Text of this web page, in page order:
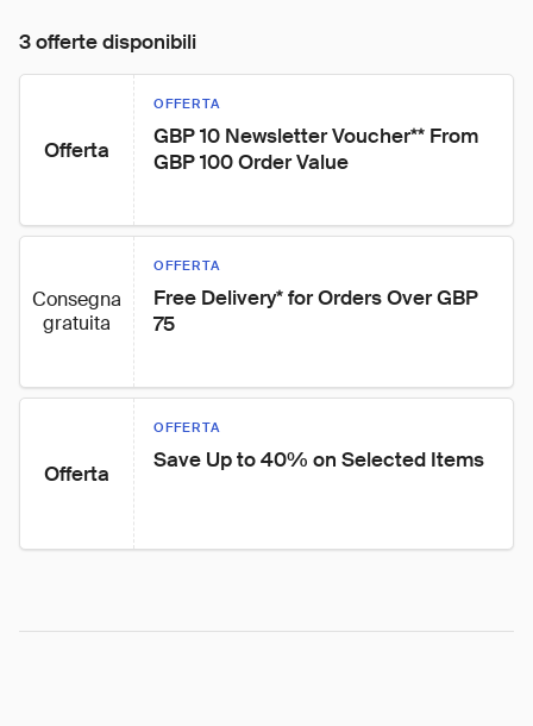
3 offerte disponibili
Offerta
OFFERTA
GBP 10 Newsletter Voucher** From
GBP 100 Order Value
Consegna
gratuita
OFFERTA
Free Delivery* for Orders Over GBP
75
Offerta
OFFERTA
Save Up to 40% on Selected Items